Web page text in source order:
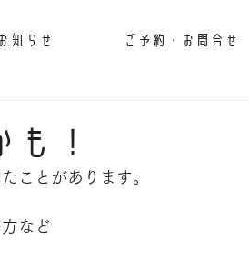
お知らせ ご予約・お問合せ
！
ことがあります。
など